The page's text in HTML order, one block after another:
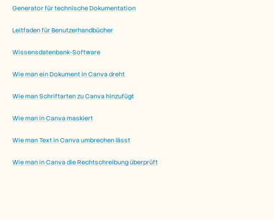
Generator für technische Dokumentation
Leitfaden für Benutzerhandbücher
Wissensdatenbank-Software
Wie man ein Dokument in Canva dreht
Wie man Schriftarten zu Canva hinzufügt
Wie man in Canva maskiert
Wie man Text in Canva umbrechen lässt
Wie man in Canva die Rechtschreibung überprüft